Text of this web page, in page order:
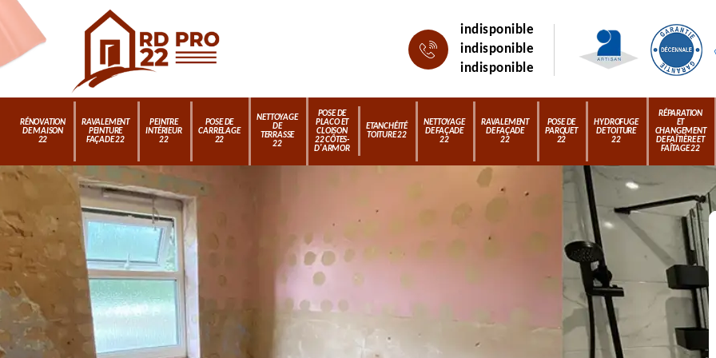
indisponible
indisponible
indisponible
RÉNOVATION
DE MAISON
22
RAVALEMENT
PEINTURE
FAÇADE 22
PEINTRE
INTÉRIEUR
22
POSE DE
CARRELAGE
22
NETTOYAGE
DE
TERRASSE
22
POSE DE
PLACO ET
CLOISON
22 CÔTES-
D'ARMOR
ETANCHÉITÉ
TOITURE 22
NETTOYAGE
DE FAÇADE
22
RAVALEMENT
DE FAÇADE
22
POSE DE
PARQUET
22
HYDROFUGE
DE TOITURE
22
RÉPARATION
ET
CHANGEMENT
DE FAÎTIÈRE ET
FAÎTAGE 22